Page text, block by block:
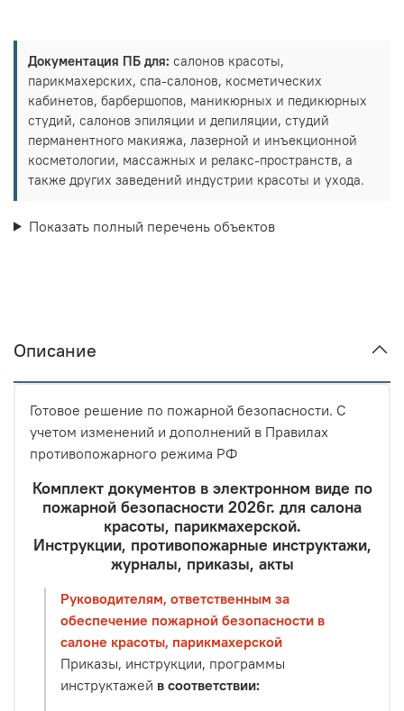
Документация ПБ для: салонов красоты,
парикмахерских, спа-салонов, косметических
кабинетов, барбершопов, маникюрных и педикюрных
студий, салонов эпиляции и депиляции, студий
перманентного макияжа, лазерной и инъекционной
косметологии, массажных и релакс-пространств, а
также других заведений индустрии красоты и ухода.
Показать полный перечень объектов
Описание
Готовое решение по пожарной безопасности. С
учетом изменений и дополнений в Правилах
противопожарного режима РФ
Комплект документов в электронном виде по
пожарной безопасности 2026г. для салона
красоты, парикмахерской.
Инструкции, противопожарные инструктажи,
журналы, приказы, акты
Руководителям, ответственным за
обеспечение пожарной безопасности в
салоне красоты, парикмахерской
Приказы, инструкции, программы
инструктажей в соответствии: